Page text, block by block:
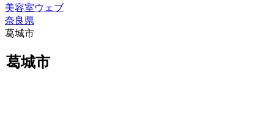
美容室ウェブ
奈良県
葛城市
葛城市